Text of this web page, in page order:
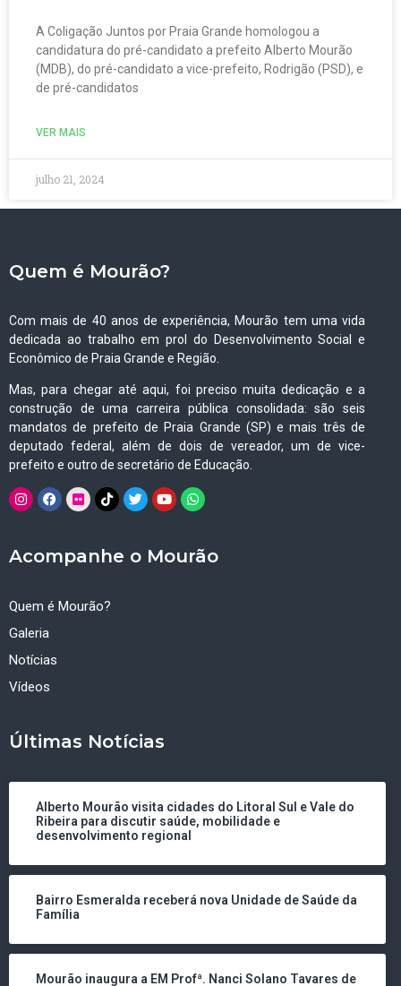
A Coligação Juntos por Praia Grande homologou a
candidatura do pré-candidato a prefeito Alberto Mourão
(MDB), do pré-candidato a vice-prefeito, Rodrigão (PSD), e
de pré-candidatos
VER MAIS
julho 21, 2024
Quem é Mourão?
Com mais de 40 anos de experiência, Mourão tem uma vida
dedicada ao trabalho em prol do Desenvolvimento Social e
Econômico de Praia Grande e Região.
Mas, para chegar até aqui, foi preciso muita dedicação e a
construção de uma carreira pública consolidada: são seis
mandatos de prefeito de Praia Grande (SP) e mais três de
deputado federal, além de dois de vereador, um de vice-
prefeito e outro de secretário de Educação.
Acompanhe o Mourão
Quem é Mourão?
Galeria
Notícias
Vídeos
Últimas Notícias
Alberto Mourão visita cidades do Litoral Sul e Vale do
Ribeira para discutir saúde, mobilidade e
desenvolvimento regional
Bairro Esmeralda receberá nova Unidade de Saúde da
Família
Mourão inaugura a EM Profª. Nanci Solano Tavares de